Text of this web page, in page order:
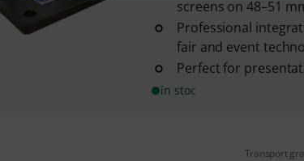
screens on 48–51
Professional
fair and event
Perfect for
în stoc
Transport